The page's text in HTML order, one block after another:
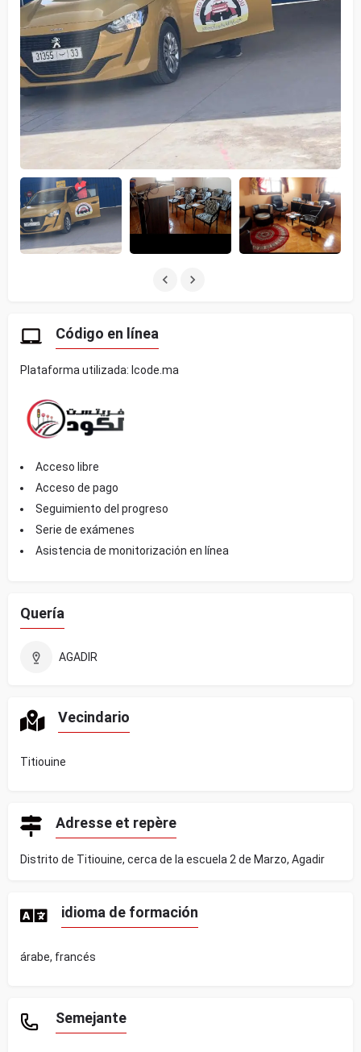
Código en línea
Plataforma utilizada: lcode.ma
Acceso libre
Acceso de pago
Seguimiento del progreso
Serie de exámenes
Asistencia de monitorización en línea
Quería
AGADIR
Vecindario
Titiouine
Adresse et repère
Distrito de Titiouine, cerca de la escuela 2 de Marzo, Agadir
idioma de formación
árabe, francés
Semejante